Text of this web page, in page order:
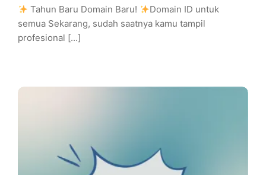
Tahun Baru Domain Baru!
Domain ID untuk
semua Sekarang, sudah saatnya kamu tampil
profesional [...]